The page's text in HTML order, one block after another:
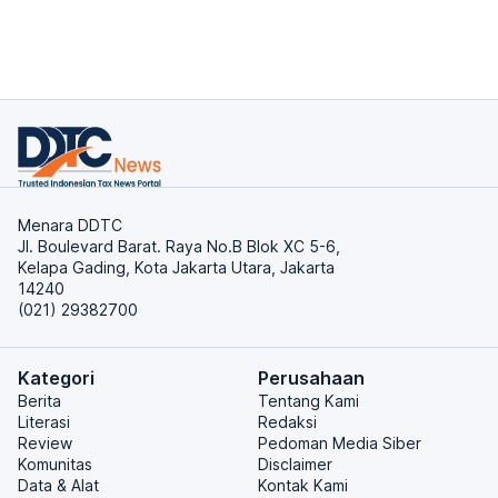
Menara DDTC
Jl. Boulevard Barat. Raya No.B Blok XC 5-6,
Kelapa Gading, Kota Jakarta Utara, Jakarta
14240
(021) 29382700
Kategori
Berita
Literasi
Review
Komunitas
Data & Alat
Perusahaan
Tentang Kami
Redaksi
Pedoman Media Siber
Disclaimer
Kontak Kami